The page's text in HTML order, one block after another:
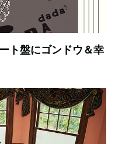
ト盤にゴンドウ＆幸